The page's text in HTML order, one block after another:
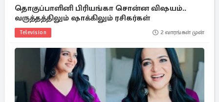
தொகுப்பாளினி பிரியங்கா சொன்ன விஷயம்..
வருத்தத்திலும் ஷாக்கிலும் ரசிகர்கள்
Television 2 வாரங்கள் முன்